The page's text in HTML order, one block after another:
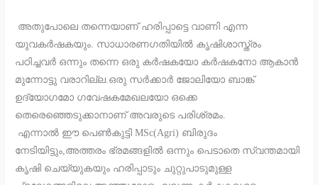
അതുപോലെ തന്നെയാണ് ഹരിപ്പാട്ടെ വാണി എന്ന
യുവകർഷകയും. സാധാരണഗതിയിൽ കൃഷിശാസ്ത്രം
പഠിച്ചവർ ഒന്നും തന്നെ ഒരു കർഷകയോ കർഷകനോ ആകാൻ
മുന്നോട്ടു വരാറില്ല.ഒരു സർക്കാർ ജോലിയോ ബാങ്ക്
ഉദ്യോഗമോ ഗവേഷകമേഖലയോ ഒക്കെ
തെരെഞ്ഞെടുക്കാനാണ് അവരുടെ പരിശ്രമം.
എന്നാൽ ഈ പെൺകുട്ടി MSc(Agri) ബിരുദം
നേടിയിട്ടും,അത്തരം ഭ്രമങ്ങളിൽ ഒന്നും പെടാതെ സ്വന്തമായി
കൃഷി ചെയ്യുകയും ഹരിപ്പാടും ചുറ്റുപാടുമുള്ള